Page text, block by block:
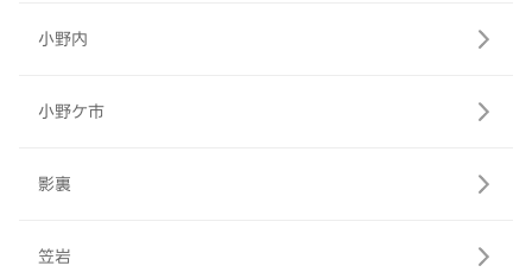
小野内
小野ケ市
影裏
笠岩